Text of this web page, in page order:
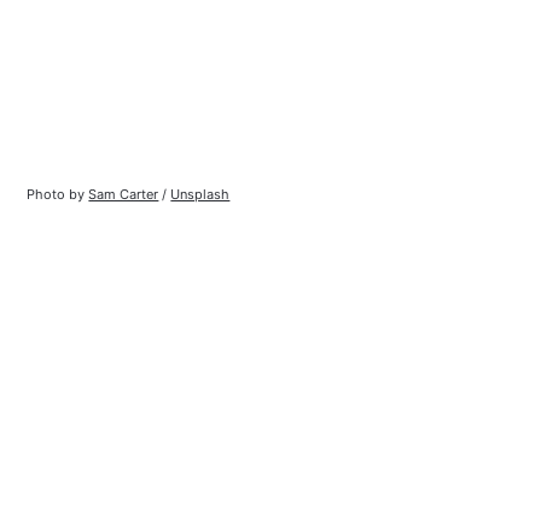
Photo by Sam Carter / Unsplash